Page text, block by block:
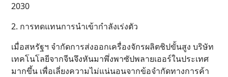
2030
2. การทดแทนการนำเข้ากำลังเร่งตัว
เมื่อสหรัฐฯ จำกัดการส่งออกเครื่องจักรผลิตชิปขั้นสูง บริษัท
เทคโนโลยีจากจีนจึงหันมาพึ่งพาซัปพลายเออร์ในประเทศ
มากขึ้น เพื่อเลี่ยงความไม่แน่นอนจากข้อจำกัดทางการค้า